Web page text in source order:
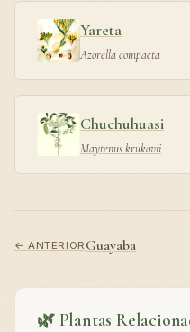
Yareta
Azorella compacta
Chuchuhuasi
Maytenus krukovii
← ANTERIOR Guayaba
🌿 Plantas